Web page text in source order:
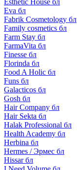
Esthetic House бл
Eva бл
Fabrik Cosmetology бл
Family cosmetics бл
Farm Stay бл
FarmaVita бл
Finesse бл
Florinda бл
Food A Holic бл
Funs бл
Galacticos бл
Gosh бл
Hair Company бл
Hair Sekta бл
Halak Professional бл
Health Academy бл
Herbina бл
Hermes / Эрмес бл
Hissar бл